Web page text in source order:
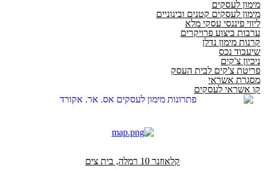
מימון לעסקים
מימון לעסקים קטנים ובינוניים
ליווי פיננסי עסקי מלא
ערבות ביצוע פרויקרים
קרנות מימון נדלן
שיעבוד נכס
ניכיון צ'קים
פריטת צ'קים לבית העסק
מסגרת אשראי
קו אשראי לעסקים
קלאוזנר 10 רמלה, בית צים